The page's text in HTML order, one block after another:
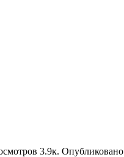
3.9к. Опубликовано